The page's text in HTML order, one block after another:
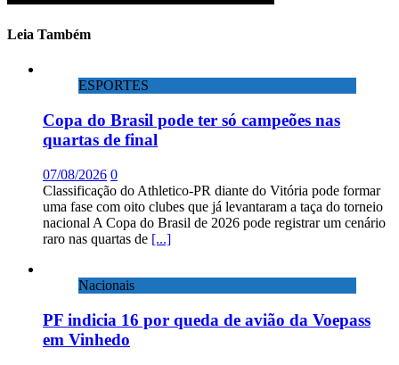
Leia Também
ESPORTES
Copa do Brasil pode ter só campeões nas
quartas de final
07/08/2026 0
Classificação do Athletico-PR diante do Vitória pode formar
uma fase com oito clubes que já levantaram a taça do torneio
nacional A Copa do Brasil de 2026 pode registrar um cenário
raro nas quartas de [...]
Nacionais
PF indicia 16 por queda de avião da Voepass
em Vinhedo